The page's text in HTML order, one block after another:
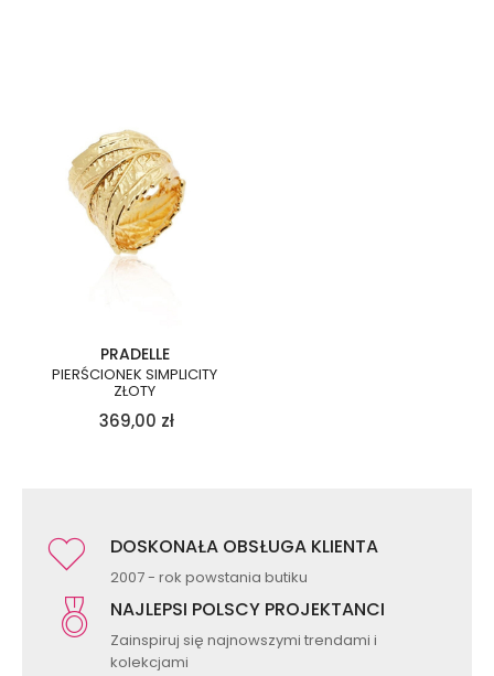
PRADELLE
PIERŚCIONEK SIMPLICITY
ZŁOTY
369,00 zł
DOSKONAŁA OBSŁUGA KLIENTA
2007 - rok powstania butiku
NAJLEPSI POLSCY PROJEKTANCI
Zainspiruj się najnowszymi trendami i
kolekcjami